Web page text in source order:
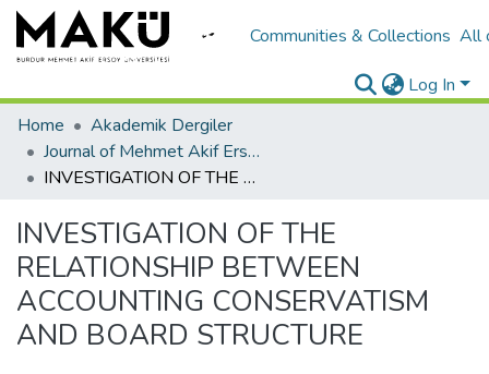
Communities & Collections All
Log In
Home
Akademik Dergiler
Journal of Mehmet Akif Ersoy University Economics and Administrative Sciences Faculty
INVESTIGATION OF THE RELATIONSHIP BETWEEN ACCOUNTING CONSERVATISM AND BOARD STRUCTURE
INVESTIGATION OF THE
RELATIONSHIP BETWEEN
ACCOUNTING CONSERVATISM
AND BOARD STRUCTURE